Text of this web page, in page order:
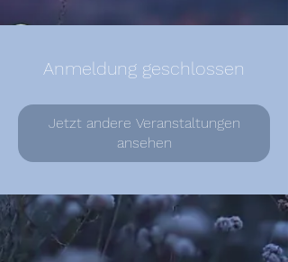
Anmeldung geschlossen
Jetzt andere Veranstaltungen
ansehen